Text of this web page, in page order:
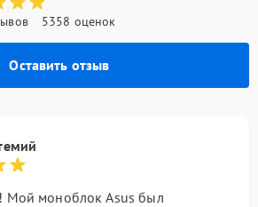
5358 оценок
Оставить отзыв
Мой моноблок Asus был